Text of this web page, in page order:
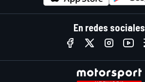
En redes sociales